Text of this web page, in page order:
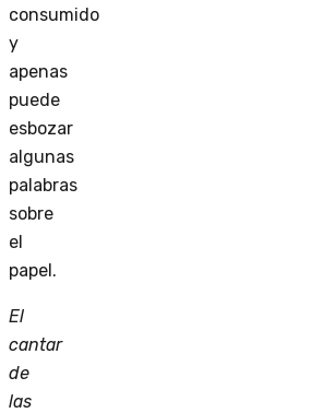
consumido
y
apenas
puede
esbozar
algunas
palabras
sobre
el
papel.
El
cantar
de
las